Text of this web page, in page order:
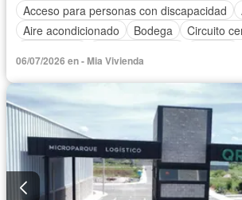
Acceso para personas con discapacidad
Aire acondicionado
Bodega
Circuito
Seguridad
Terraza Wifi
06/07/2026 en - Mia Vivienda